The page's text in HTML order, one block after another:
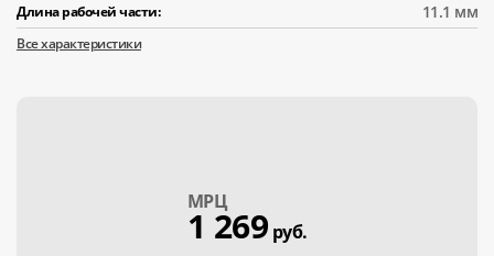
Длина рабочей части: 11.1 мм
Все характеристики
МPЦ
1 269 руб.